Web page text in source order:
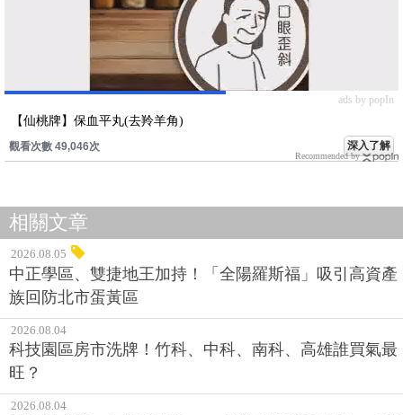
ads by popIn
【仙桃牌】保血平丸(去羚羊角)
觀看次數 49,046次 深入了解
Recommended by
相關文章
2026.08.05
中正學區、雙捷地王加持！「全陽羅斯福」吸引高資產
族回防北市蛋黃區
2026.08.04
科技園區房市洗牌！竹科、中科、南科、高雄誰買氣最
旺？
2026.08.04